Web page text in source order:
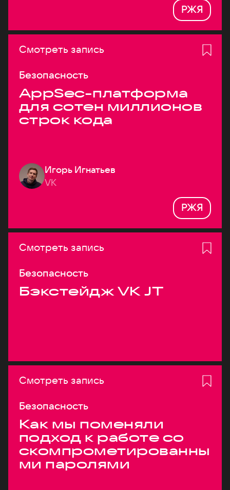
РЖЯ
Смотреть запись
Безопасность
AppSec-платформа
для сотен миллионов
строк кода
Игорь Игнатьев
VK
РЖЯ
Смотреть запись
Безопасность
Бэкстейдж VK JT
Смотреть запись
Безопасность
Как мы поменяли
подход к работе со
скомпрометированны
ми паролями